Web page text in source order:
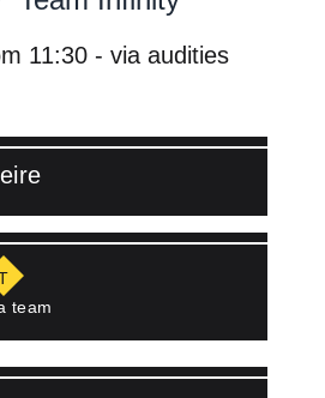
11:30 ‐ via audities
Peire
team